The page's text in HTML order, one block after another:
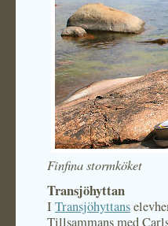
Finfina stormköket
Transjöhyttan
I Transjöhyttans
Tillsammans med